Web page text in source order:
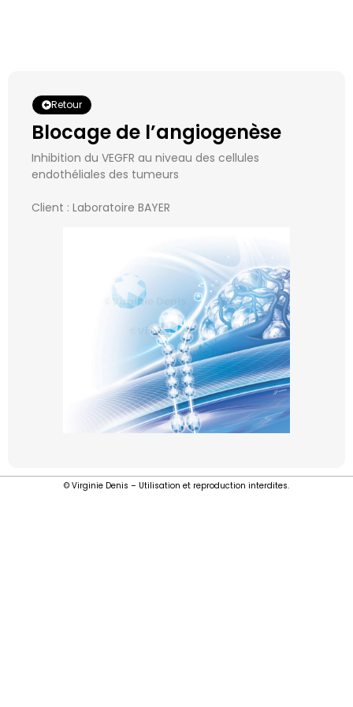
Retour
Blocage de l’angiogenèse
Inhibition du VEGFR au niveau des cellules
endothéliales des tumeurs
Client : Laboratoire BAYER
© Virginie Denis – Utilisation et reproduction interdites.